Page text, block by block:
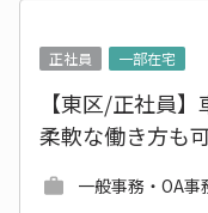
正社員
一部在宅
【東区/正社員
柔軟な働き方も
一般事務・OA事